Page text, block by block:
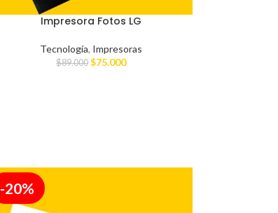
Impresora Fotos LG
Tecnología, Impresoras
$89.000 $75.000
-20%